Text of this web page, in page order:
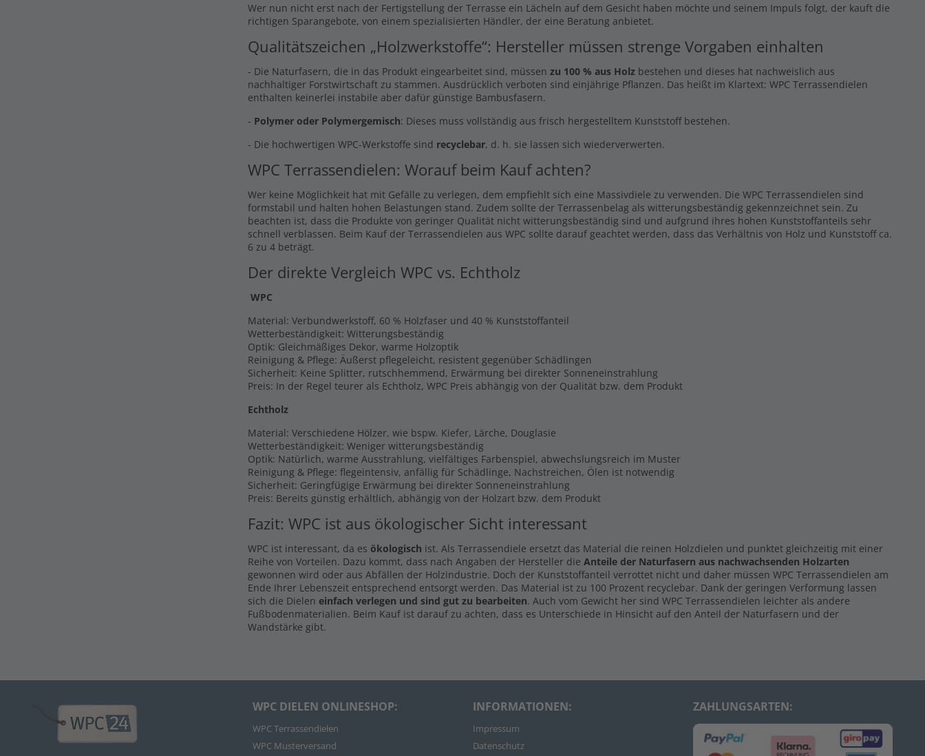
Wer nun nicht erst nach der Fertigstellung der Terrasse ein Lächeln auf dem Gesicht haben möchte und seinem Impuls folgt, der kauft die
richtigen Sparangebote, von einem spezialisierten Händler, der eine Beratung anbietet.
Qualitätszeichen „Holzwerkstoffe“: Hersteller müssen strenge Vorgaben einhalten
- Die Naturfasern, die in das Produkt eingearbeitet sind, müssen zu 100 % aus Holz bestehen und dieses hat nachweislich aus
nachhaltiger Forstwirtschaft zu stammen. Ausdrücklich verboten sind einjährige Pflanzen. Das heißt im Klartext: WPC Terrassendielen
enthalten keinerlei instabile aber dafür günstige Bambusfasern.
- Polymer oder Polymergemisch: Dieses muss vollständig aus frisch hergestelltem Kunststoff bestehen.
- Die hochwertigen WPC-Werkstoffe sind recyclebar, d. h. sie lassen sich wiederverwerten.
WPC Terrassendielen: Worauf beim Kauf achten?
Wer keine Möglichkeit hat mit Gefälle zu verlegen, dem empfiehlt sich eine Massivdiele zu verwenden. Die WPC Terrassendielen sind
formstabil und halten hohen Belastungen stand. Zudem sollte der Terrassenbelag als witterungsbeständig gekennzeichnet sein. Zu
beachten ist, dass die Produkte von geringer Qualität nicht witterungsbeständig sind und aufgrund ihres hohen Kunststoffanteils sehr
schnell verblassen. Beim Kauf der Terrassendielen aus WPC sollte darauf geachtet werden, dass das Verhältnis von Holz und Kunststoff ca.
6 zu 4 beträgt.
Der direkte Vergleich WPC vs. Echtholz
WPC
Material: Verbundwerkstoff, 60 % Holzfaser und 40 % Kunststoffanteil
Wetterbeständigkeit: Witterungsbeständig
Optik: Gleichmäßiges Dekor, warme Holzoptik
Reinigung & Pflege: Äußerst pflegeleicht, resistent gegenüber Schädlingen
Sicherheit: Keine Splitter, rutschhemmend, Erwärmung bei direkter Sonneneinstrahlung
Preis: In der Regel teurer als Echtholz, WPC Preis abhängig von der Qualität bzw. dem Produkt
Echtholz
Material: Verschiedene Hölzer, wie bspw. Kiefer, Lärche, Douglasie
Wetterbeständigkeit: Weniger witterungsbeständig
Optik: Natürlich, warme Ausstrahlung, vielfältiges Farbenspiel, abwechslungsreich im Muster
Reinigung & Pflege: flegeintensiv, anfällig für Schädlinge, Nachstreichen, Ölen ist notwendig
Sicherheit: Geringfügige Erwärmung bei direkter Sonneneinstrahlung
Preis: Bereits günstig erhältlich, abhängig von der Holzart bzw. dem Produkt
Fazit: WPC ist aus ökologischer Sicht interessant
WPC ist interessant, da es ökologisch ist. Als Terrassendiele ersetzt das Material die reinen Holzdielen und punktet gleichzeitig mit einer
Reihe von Vorteilen. Dazu kommt, dass nach Angaben der Hersteller die Anteile der Naturfasern aus nachwachsenden Holzarten
gewonnen wird oder aus Abfällen der Holzindustrie. Doch der Kunststoffanteil verrottet nicht und daher müssen WPC Terrassendielen am
Ende Ihrer Lebenszeit entsprechend entsorgt werden. Das Material ist zu 100 Prozent recyclebar. Dank der geringen Verformung lassen
sich die Dielen einfach verlegen und sind gut zu bearbeiten. Auch vom Gewicht her sind WPC Terrassendielen leichter als andere
Fußbodenmaterialien. Beim Kauf ist darauf zu achten, dass es Unterschiede in Hinsicht auf den Anteil der Naturfasern und der
Wandstärke gibt.
WPC DIELEN ONLINESHOP:
WPC Terrassendielen
WPC Musterversand
INFORMATIONEN:
Impressum
Datenschutz
ZAHLUNGSARTEN: